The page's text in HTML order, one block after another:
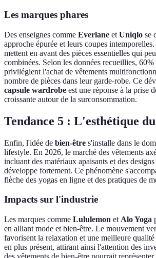
Les marques phares
Des enseignes comme Everlane et Uniqlo se
approche épurée et leurs coupes
mettent en avant des pièces essentielles qui
combinées. Selon les données recueillies, 60%
privilégient l'achat de vêtements
nombre de pièces dans leur garde-robe. Ce
capsule wardrobe est une réponse à la prise
croissante autour de la surconsommation.
Tendance 5 : L'esthétique
Enfin, l'idée de bien-être s'installe dans le
lifestyle. En 2026, le marché des vêtements
incluant des matériaux apaisants et des
développe fortement. Ce phénomène
flèche des yogas en ligne et des pratiques de
Impacts sur l'industrie
Les marques comme Lululemon et Alo Yoga
en alliant mode et bien-être. Le mouvement
favorisent la relaxation et une meilleure
en plus présent, attirant ainsi l'attention des